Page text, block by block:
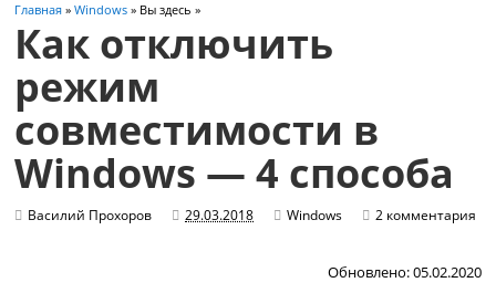
Главная »Windows » Вы здесь »
Как отключить
режим
совместимости в
Windows — 4 способа
Василий Прохоров 29.03.2018 Windows 2 комментария
Обновлено: 05.02.2020